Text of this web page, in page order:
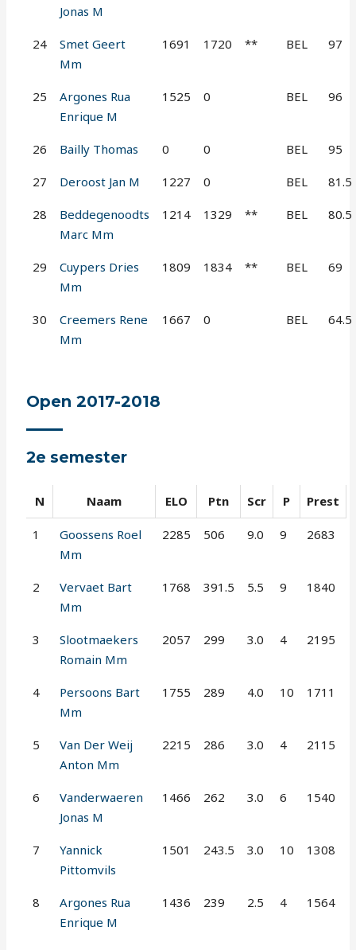
Jonas M
24
Smet Geert
Mm
1691 1720 ** BEL 97
25
Argones Rua
Enrique M
1525 0 BEL 96
26 Bailly Thomas 0 0 BEL 95
27 Deroost Jan M 1227 0 BEL 81.5
28
Beddegenoodts
Marc Mm
1214 1329 ** BEL 80.5
29
Cuypers Dries
Mm
1809 1834 ** BEL 69
30
Creemers Rene
Mm
1667 0 BEL 64.5
Open 2017-2018
2e semester
N Naam ELO Ptn Scr P Prest
1
Goossens Roel
Mm
2285 506 9.0 9 2683
2
Vervaet Bart
Mm
1768 391.5 5.5 9 1840
3
Slootmaekers
Romain Mm
2057 299 3.0 4 2195
4
Persoons Bart
Mm
1755 289 4.0 10 1711
5
Van Der Weij
Anton Mm
2215 286 3.0 4 2115
6
Vanderwaeren
Jonas M
1466 262 3.0 6 1540
7
Yannick
Pittomvils
1501 243.5 3.0 10 1308
8
Argones Rua
Enrique M
1436 239 2.5 4 1564